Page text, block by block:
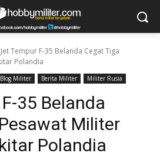
Jet Tempur F-35 Belanda Cegat Tiga
Polandia
Blog Militer Berita Militer Militer Rusia
35 Belanda
Militer
Polandia